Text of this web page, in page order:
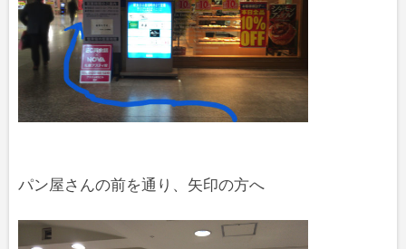
パン屋さんの前を通り、矢印の方へ